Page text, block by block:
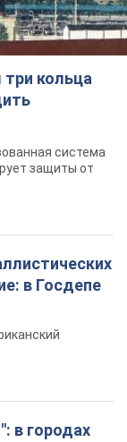
кольца
система
защиты от
в Госдепе
в городах